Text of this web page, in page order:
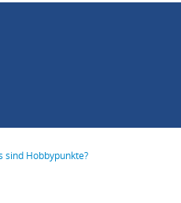
sind Hobbypunkte?